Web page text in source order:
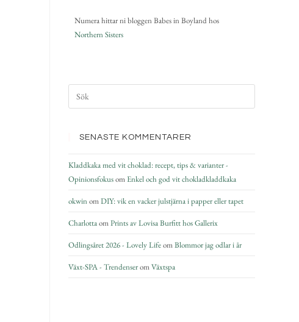
Numera hittar ni bloggen Babes in Boyland hos
Northern Sisters
SENASTE KOMMENTARER
Kladdkaka med vit choklad: recept, tips & varianter -
OpinionsfokusomEnkel och god vit chokladkladdkaka
okwinomDIY: vik en vacker julstjärna i papper eller tapet
CharlottaomPrints av Lovisa Burfitt hos Gallerix
Odlingsåret 2026 - Lovely LifeomBlommor jag odlar i år
Växt-SPA - TrendenseromVäxtspa